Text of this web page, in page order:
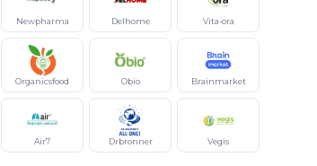
Newpharma Delhome Vita-ora
Organicsfood Obio Brainmarket
Air7 Drbronner Vegis